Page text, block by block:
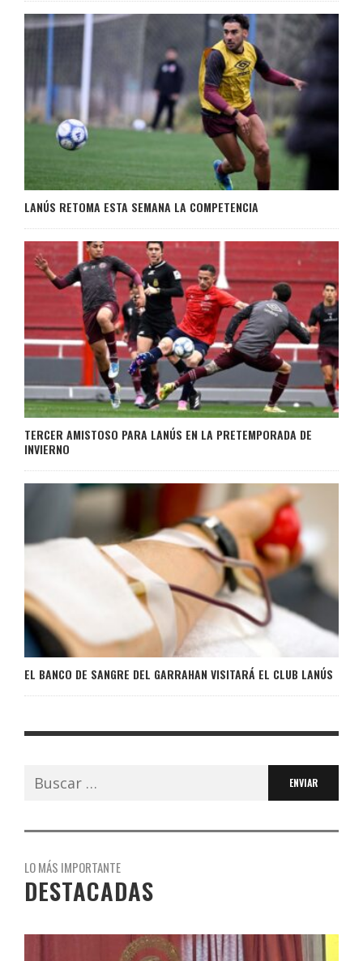
LANÚS RETOMA ESTA SEMANA LA COMPETENCIA
TERCER AMISTOSO PARA LANÚS EN LA PRETEMPORADA DE
INVIERNO
EL BANCO DE SANGRE DEL GARRAHAN VISITARÁ EL CLUB LANÚS
Buscar:
LO MÁS IMPORTANTE
DESTACADAS